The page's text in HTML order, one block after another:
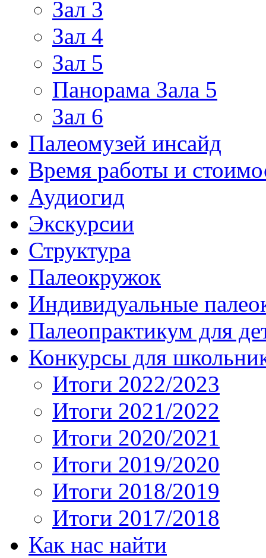
Зал 3
Зал 4
Зал 5
Панорама Зала 5
Зал 6
Палеомузей инсайд
Время работы и
Аудиогид
Экскурсии
Структура
Палеокружок
Индивидуальные
Палеопрактикум для
Конкурсы для
Итоги 2022/2023
Итоги 2021/2022
Итоги 2020/2021
Итоги 2019/2020
Итоги 2018/2019
Итоги 2017/2018
Как нас найти